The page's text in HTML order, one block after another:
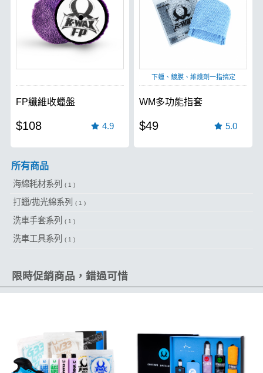
FP纖維收蠟盤
$108 4.9
下蠟、鍍膜、維護劑一指搞定
WM多功能指套
$49 5.0
所有商品
海綿耗材系列 ( 1 )
打蠟/拋光綿系列 ( 1 )
洗車手套系列 ( 1 )
洗車工具系列 ( 1 )
限時促銷商品，錯過可惜